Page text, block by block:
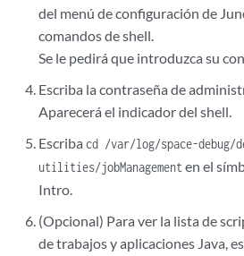
del menú de configuración de
comandos de shell.
Se le pedirá que introduzca su
Escriba la contraseña de
Aparecerá el indicador del shell.
Escriba cd /var/log/space-debug/
utilities/jobManagementen el
Intro.
(Opcional) Para ver la lista de
de trabajos y aplicaciones Java,